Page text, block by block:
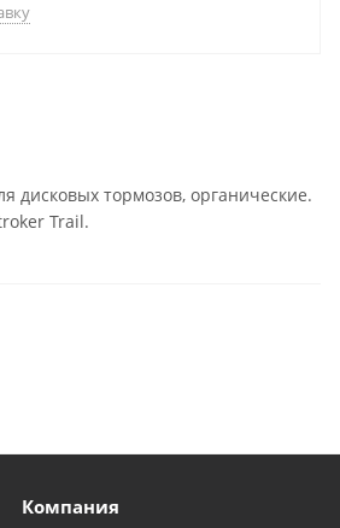
дисковых тормозов, органические.
Trail.
Компания